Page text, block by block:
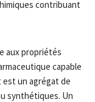
contribuant
aux propriétés
capable
un agrégat de
synthétiques. Un